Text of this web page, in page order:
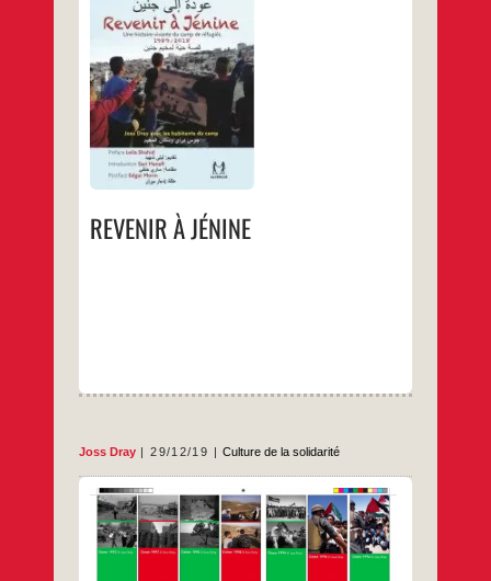
REVENIR À JÉNINE
Une histoire vivante du camp de
réfugiés1989-2018Joss Dray avec les
habitants du camp Commander « J’ai
découvert les habitants du camp de réfugiés
de Jénine en 1989 pendant la première
Intifada avec Arna Mer-Khamis que j’ai
suivie et photographiée dans ses activités.
Elle y avait fondé la Maison des Enfants et
REVENIR
À
JÉNINE
Joss Dray 29/12/19 Culture de la solidarité
29 12 2019
Pour les petits cadeaux de fin d’année, la
photographe Joss Dray vous propose des
marque-pages avec des photos qu’elle a